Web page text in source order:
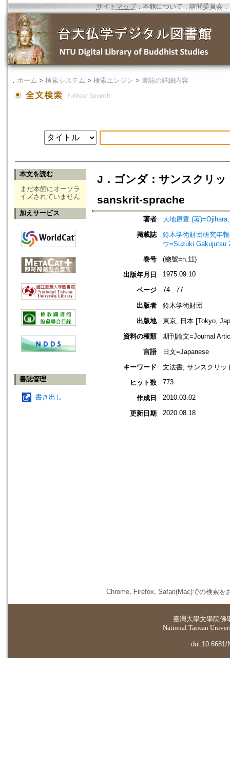
サイトマップ．本館について ． 諮問委員会 ．
． ホーム > 検索システム > 検索エンジン > 書誌の詳細内容
本文を読む
まだ本館にオーソラ
イズされていません
加えサービス
書誌管理
書き出し
J．ゴンダ：サンスクリ
sanskrit-sprache
著者
大地原豊 (著
掲載誌
鈴木学術財団研究年
ウ=Suzuki Gakujutsu
巻号
(總號=n.11)
出版年月日
1975.09.10
ページ 74 - 77
出版者
鈴木学術財団
出版地
東京, 日本 [Tokyo,
資料の種類
期刊論文=Journal
言語
日文=Japanese
キーワード
文法書; サンスクリッ
ヒット数
773
作成日 2010.03.02
更新日期 2020.08.18
Chrome, Firefox, Safari(Mac)での検索を
臺灣大學文學院佛
National Taiwan
doi:10.6681/